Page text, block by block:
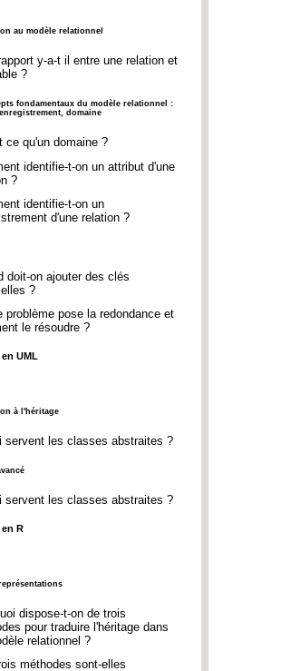
au modèle relationnel
y-a-t il entre une relation et
?
fondamentaux du modèle relationnel :
domaine
ce qu'un domaine ?
identifie-t-on un attribut d'une
?
identifie-t-on un
d'une relation ?
doit-on ajouter des clés
?
problème pose la redondance et
le résoudre ?
UML
à l'héritage
servent les classes abstraites ?
servent les classes abstraites ?
R
dispose-t-on de trois
pour traduire l'héritage dans
relationnel ?
méthodes sont-elles